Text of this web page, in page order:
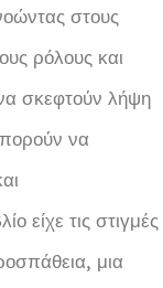
στους
ρόλους και
σκεφτούν λήψη
να
είχε τις στιγμές
μια